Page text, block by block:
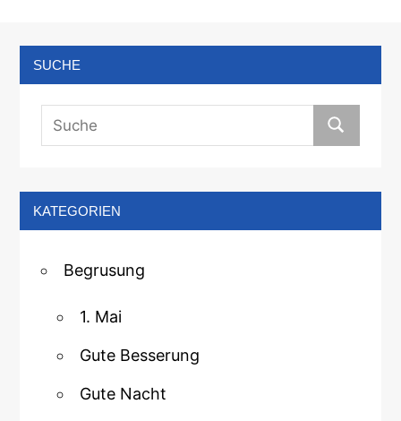
SUCHE
KATEGORIEN
Begrusung
1. Mai
Gute Besserung
Gute Nacht